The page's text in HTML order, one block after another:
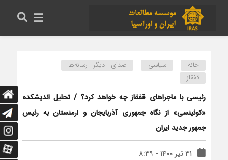
خانه سیاسی
صدای دیگر رسانه‌ها
قفقاز
رئیسی با ماجراهای قفقاز چه خواهد کرد؟ / تحلیل اندیشکده
«کوئینسی» از نگاه جمهوری آذربایجان و ارمنستان به رئیس
جمهور جدید ایران
۳۱ تیر ۱۴۰۰ - ۸:۳۹